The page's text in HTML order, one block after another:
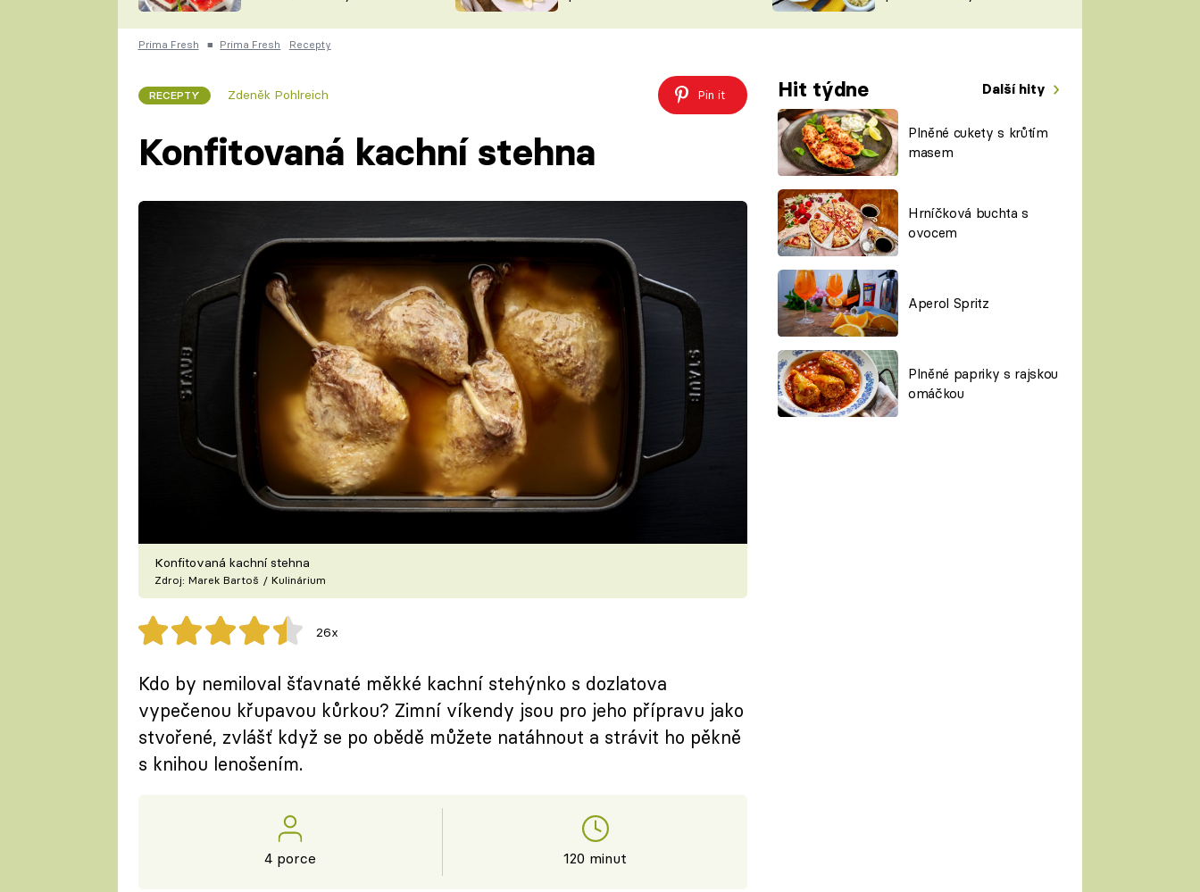
ČESKO NA TALÍŘI
KUCHAŘKA
VYCHYTÁVKY
ŠÉFREDAKTORKY
ČASOPIS
Prima Fresh ■ Prima Fresh Recepty
RECEPTY Zdeněk Pohlreich Pin it Hit týdne Další hity
Plněné cukety s krůtím
masem
Hrníčková buchta s
ovocem
Aperol Spritz
Plněné papriky s rajskou
omáčkou
Konfitovaná kachní stehna
Konfitovaná kachní stehna
Zdroj: Marek Bartoš / Kulinárium
26x
Kdo by nemiloval šťavnaté měkké kachní stehýnko s dozlatova
vypečenou křupavou kůrkou? Zimní víkendy jsou pro jeho přípravu jako
stvořené, zvlášť když se po obědě můžete natáhnout a strávit ho pěkně
s knihou lenošením.
4 porce 120 minut